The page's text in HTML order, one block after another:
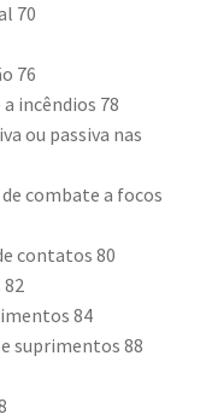
70
76
incêndios 78
ou passiva nas
combate a focos
contatos 80
84
suprimentos 88